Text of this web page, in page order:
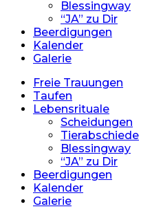
Blessingway
“JA” zu Dir
Beerdigungen
Kalender
Galerie
Freie Trauungen
Taufen
Lebensrituale
Scheidungen
Tierabschiede
Blessingway
“JA” zu Dir
Beerdigungen
Kalender
Galerie